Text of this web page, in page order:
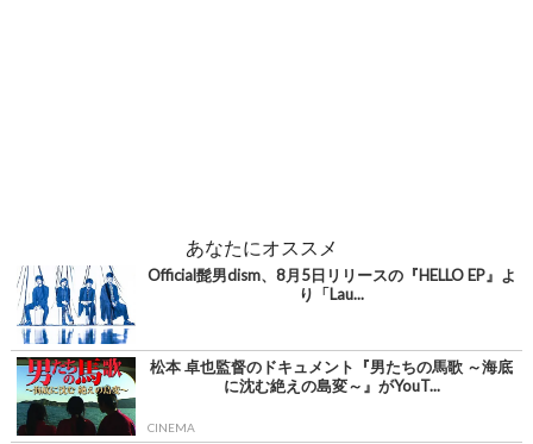
あなたにオススメ
Official髭男dism、8月5日リリースの『HELLO EP』よ
り「Lau...
松本 卓也監督のドキュメント『男たちの馬歌 ～海底
に沈む絶えの島変～』がYouT...
CINEMA